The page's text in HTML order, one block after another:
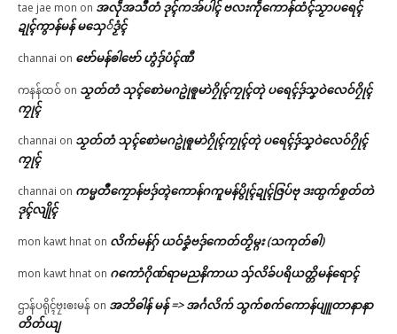
tae jae mon on အလဵုအသဳတံ ဒုၚ်ကအ်ပါၚ် ဗလးကဵုကောန်ထံၚ်သၟာပရေၚ်
ဍုၚ်ကွာန်မန် မသှေ်ဒၟံၚ်
channai on ဗော်မန်ၜါဗော် ဟွံဒှ်ပံၚ်ဏီ
ကနန်ထဝ် on သၟတ်တံ သုၚ်စောဲမဂဥုဲၜူမာဲဂၠိုၚ်ကၠုၚ်တုဲ ပရေၚ်ဒှ်သၞဝဲလေဝ်ဂၠိုၚ်
ကၠုၚ်
channai on သၟတ်တံ သုၚ်စောဲမဂဥုဲၜူမာဲဂၠိုၚ်ကၠုၚ်တုဲ ပရေၚ်ဒှ်သၞဝဲလေဝ်ဂၠိုၚ်
ကၠုၚ်
channai on ကမ္မတဳကၠောန်ဗဒှ်တ္ၚဲကောန်ဂကူမန်ပွိုၚ်ဍုၚ်ဇြပ်ဗု ဒးထ္ပက်စၟတ်တဲ
ဒုၚ်လျိုၚ်
mon kawt hnat on လိက်မန်ဂှ် ယဝ်ခၞံဗဒှ်ကေတ်တၟိမ္ဂး (သကုတ်ၜါ)
mon kawt hnat on ဂကောံဂိုဏ်ရာမညနိကာယ သှ်လိခ်ပရိယတ္တိမန်ရောၚ်
ဌာန်ပရိုၚ်ဗၠးၜးမန် on အဘိဓါန် မန် => အၚ်္ဂလိက် သွက်စက်ကောန်ပျူတာနာနာ
တိတ်ယျ